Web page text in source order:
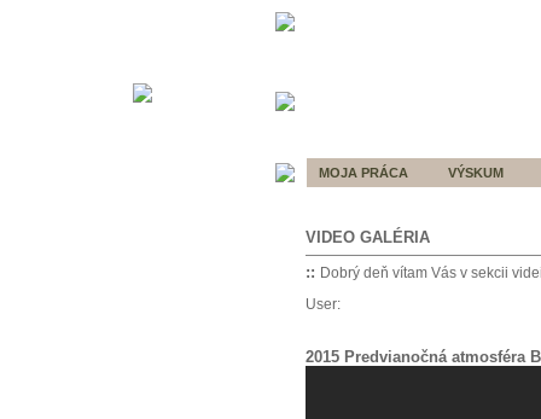
MOJA PRÁCA VÝSKUM
VIDEO GALÉRIA
:: Dobrý deň vítam Vás v sekcii
User:
2015 Predvianočná atmosféra